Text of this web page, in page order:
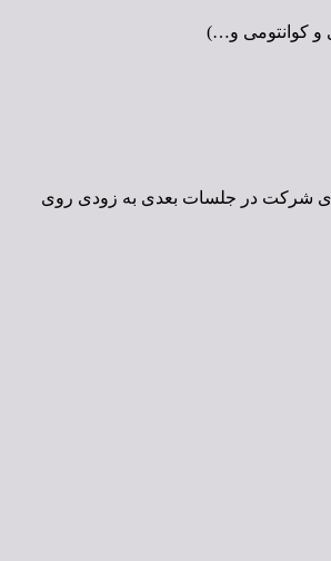
و کوانتومی و…)
شرکت در جلسات بعدی به زودی روی